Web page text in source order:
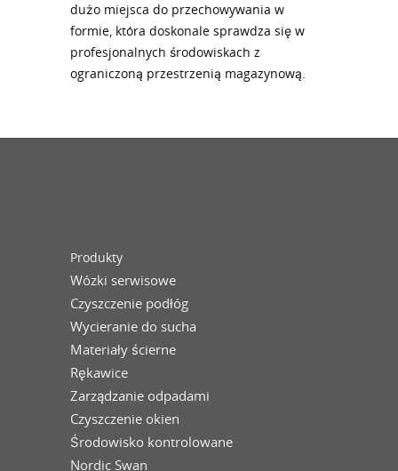
dużo miejsca do przechowywania w
formie, która doskonale sprawdza się w
profesjonalnych środowiskach z
ograniczoną przestrzenią magazynową.
Produkty
Wózki serwisowe
Czyszczenie podłóg
Wycieranie do sucha
Materiały ścierne
Rękawice
Zarządzanie odpadami
Czyszczenie okien
Środowisko kontrolowane
Nordic Swan